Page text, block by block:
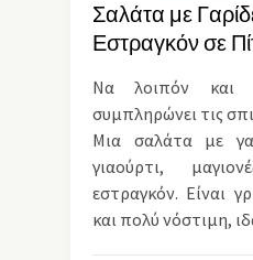
Σαλάτα με
Εστραγκόν σε
Να λοιπόν και
συμπληρώνει τις
Μια σαλάτα με
γιαούρτι,
εστραγκόν. Είναι
και πολύ νόστιμη,